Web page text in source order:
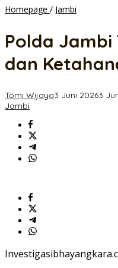
Homepage / Jambi
Kunjungan
Puslitbang
Polda Jambi
dan
Tomi Wijaya3 Juni 20263
Jambi